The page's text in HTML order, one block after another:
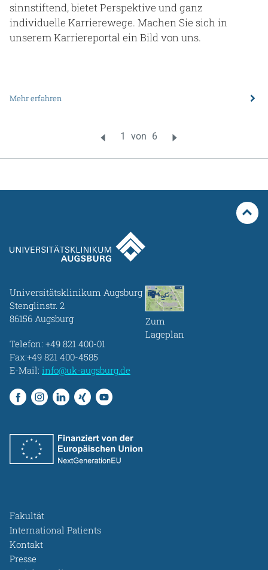
sinnstiftend, bietet Perspektive und ganz
individuelle Karrierewege. Machen Sie sich in
unserem Karriereportal ein Bild von uns.
Mehr erfahren
Universitätsklinikum Augsburg
Stenglinstr. 2
86156 Augsburg
Telefon: +49 821 400-01
Fax:+49 821 400-4585
E-Mail: info@uk-augsburg.de
Zum
Lageplan
Fakultät
International Patients
Kontakt
Presse